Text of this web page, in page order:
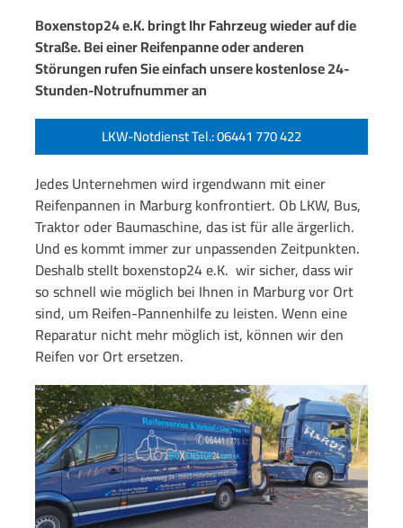
Boxenstop24 e.K. bringt Ihr Fahrzeug wieder auf die
Straße. Bei einer Reifenpanne oder anderen
Störungen rufen Sie einfach unsere kostenlose 24-
Stunden-Notrufnummer an
LKW-Notdienst Tel.: 06441 770 422
Jedes Unternehmen wird irgendwann mit einer
Reifenpannen in Marburg konfrontiert.Ob LKW, Bus,
Traktor oder Baumaschine, das ist für alle ärgerlich.
Und es kommt immer zur unpassenden Zeitpunkten.
Deshalb stellt boxenstop24 e.K. wir sicher, dass wir
so schnell wie möglich bei Ihnen in Marburg vor Ort
sind, um Reifen-Pannenhilfe zu leisten.Wenn eine
Reparatur nicht mehr möglich ist, können wir den
Reifen vor Ort ersetzen.